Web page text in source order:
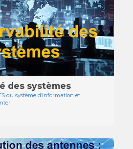
des systèmes
du système d’information et